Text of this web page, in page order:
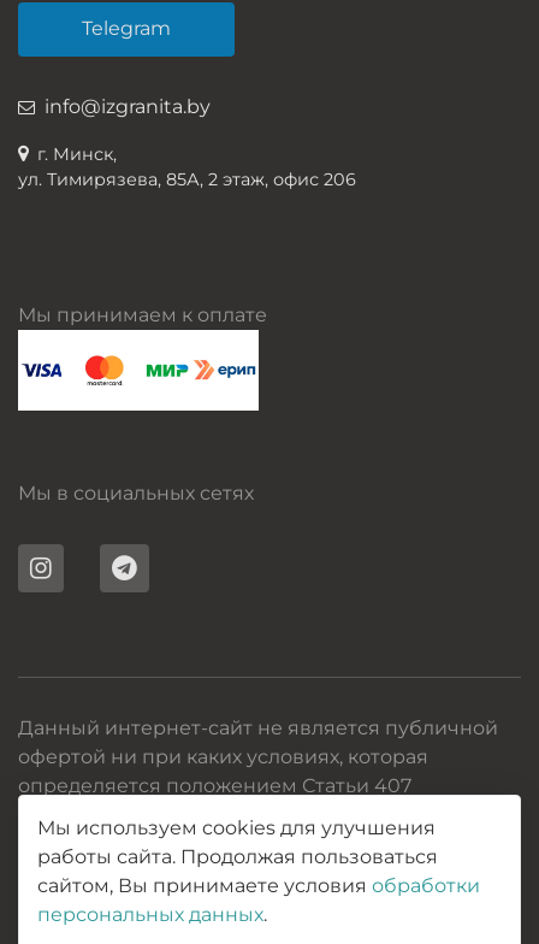
Telegram
info@izgranita.by
г. Минск,
ул. Тимирязева, 85А, 2 этаж, офис 206
Мы принимаем к оплате
Мы в социальных сетях
Данный интернет-сайт не является публичной
офертой ни при каких условиях, которая
определяется положением Статьи 407
информационный характер.
2017-2026 © Все права защищены
Политика конфиденциальности
Мы используем cookies для улучшения
работы сайта. Продолжая пользоваться
сайтом, Вы принимаете условия обработки
персональных данных.